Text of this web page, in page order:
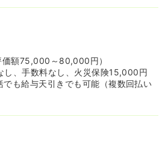
額75,000～80,000円）
、手数料なし、火災保険15,000円
でも給与天引きでも可能（複数回払い